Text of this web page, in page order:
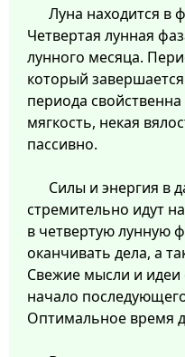
Луна находится в
Четвертая лунная
лунного месяца.
который
периода
мягкость, некая
пассивно.
Силы и энергия в
стремительно идут
в четвертую лунную
оканчивать дела, а
Свежие мысли и идеи
начало
Оптимальное время